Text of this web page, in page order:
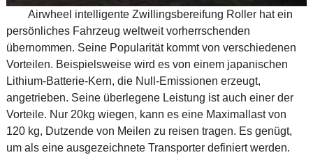
Airwheel intelligente Zwillingsbereifung Roller hat ein
persönliches Fahrzeug weltweit vorherrschenden
übernommen. Seine Popularität kommt von verschiedenen
Vorteilen. Beispielsweise wird es von einem japanischen
Lithium-Batterie-Kern, die Null-Emissionen erzeugt,
angetrieben. Seine überlegene Leistung ist auch einer der
Vorteile. Nur 20kg wiegen, kann es eine Maximallast von
120 kg, Dutzende von Meilen zu reisen tragen. Es genügt,
um als eine ausgezeichnete Transporter definiert werden.